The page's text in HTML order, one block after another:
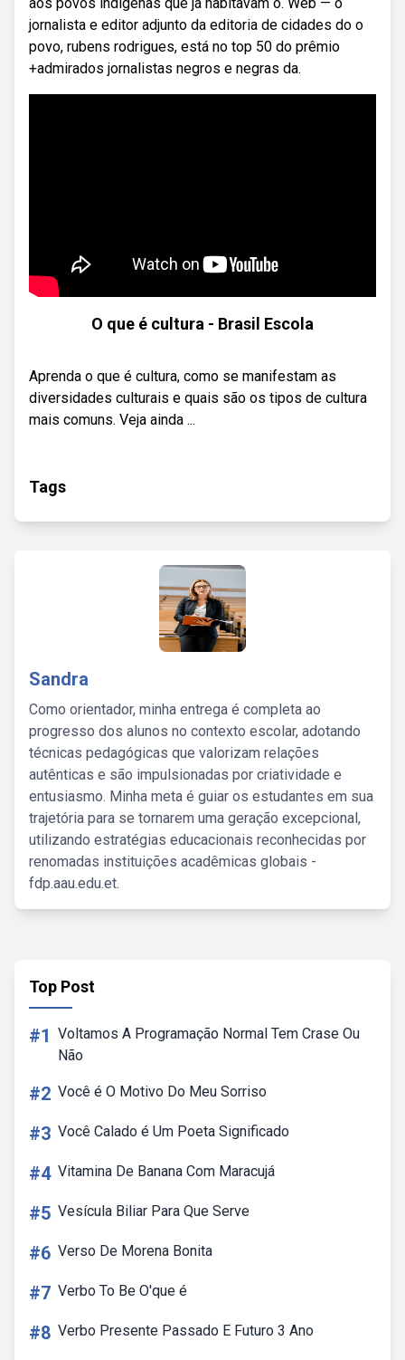
jornalista e editor adjunto da editoria de cidades do o
povo, rubens rodrigues, está no top 50 do prêmio
+admirados jornalistas negros e negras da.
O que é cultura - Brasil Escola
Aprenda o que é cultura, como se manifestam as
diversidades culturais e quais são os tipos de cultura
mais comuns. Veja ainda ...
Tags
Sandra
Como orientador, minha entrega é completa ao
progresso dos alunos no contexto escolar, adotando
técnicas pedagógicas que valorizam relações
autênticas e são impulsionadas por criatividade e
entusiasmo. Minha meta é guiar os estudantes em sua
trajetória para se tornarem uma geração excepcional,
utilizando estratégias educacionais reconhecidas por
renomadas instituições acadêmicas globais -
fdp.aau.edu.et.
Top Post
#1 Voltamos A Programação Normal Tem Crase Ou
Não
#2 Você é O Motivo Do Meu Sorriso
#3 Você Calado é Um Poeta Significado
#4 Vitamina De Banana Com Maracujá
#5 Vesícula Biliar Para Que Serve
#6 Verso De Morena Bonita
#7 Verbo To Be O'que é
#8 Verbo Presente Passado E Futuro 3 Ano